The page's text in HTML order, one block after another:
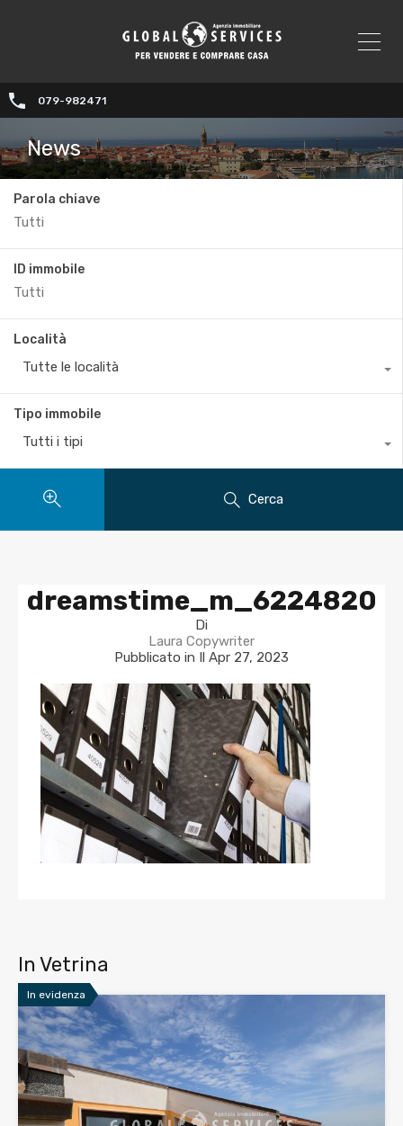
079-982471
News
Parola chiave
ID immobile
Località
Tutte le località
Tipo immobile
Tutti i tipi
Cerca
dreamstime_m_6224820
Di
Laura Copywriter
Pubblicato in Il Apr 27, 2023
In Vetrina
In evidenza